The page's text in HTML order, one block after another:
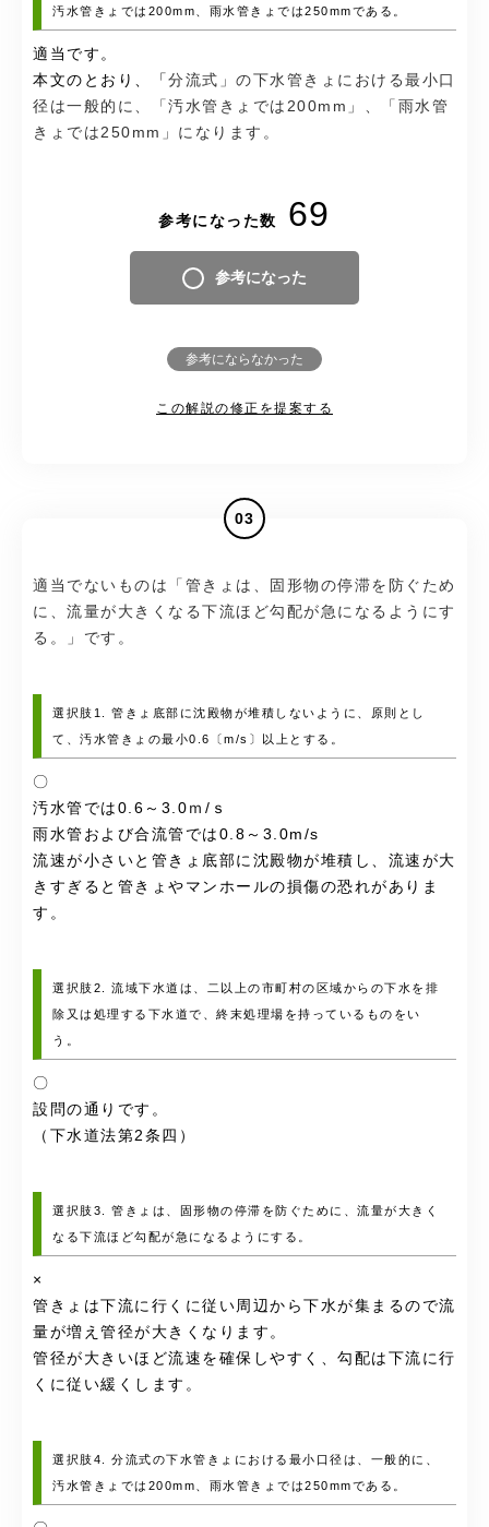
汚水管きょでは200mm、雨水管きょでは250mmである。
適当です。
本文のとおり、「 分流式」の下水管きょにおける最小口
径は一般的に、「汚水管きょでは200mm」、「雨水管
きょでは250mm」になります。
参考になった数 69
参考になった
参考にならなかった
この解説の修正を提案する
03
適当でないものは「管きょは、固形物の停滞を防ぐため
に、流量が大きくなる下流ほど勾配が急になるようにす
る。」です。
選択肢1. 管きょ底部に沈殿物が堆積しないように、原則とし
て、汚水管きょの最小0.6〔m/s〕以上とする。
〇
汚水管では0.6～3.0ｍ/ｓ
雨水管および合流管では0.8～3.0m/s
流速が小さいと管きょ底部に沈殿物が堆積し、流速が大
きすぎると管きょやマンホールの損傷の恐れがありま
す。
選択肢2. 流域下水道は、二以上の市町村の区域からの下水を排
除又は処理する下水道で、終末処理場を持っているものをい
う。
〇
設問の通りです。
（下水道法第2条四）
選択肢3. 管きょは、固形物の停滞を防ぐために、流量が大きく
なる下流ほど勾配が急になるようにする。
×
管きょは下流に行くに従い周辺から下水が集まるので流
量が増え管径が大きくなります。
管径が大きいほど流速を確保しやすく、勾配は下流に行
くに従い緩くします。
選択肢4. 分流式の下水管きょにおける最小口径は、一般的に、
汚水管きょでは200mm、雨水管きょでは250mmである。